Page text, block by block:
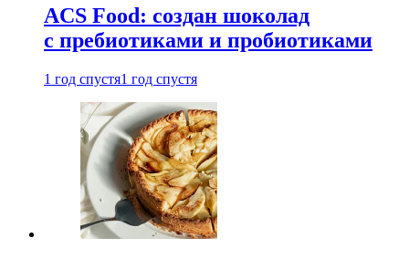
ACS Food: создан шоколад
с пребиотиками и пробиотиками
1 год спустя1 год спустя